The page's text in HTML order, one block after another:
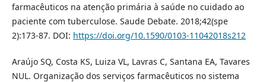
farmacêuticos na atenção primária à saúde no cuidado ao
paciente com tuberculose. Saude Debate. 2018;42(spe
2):173-87. DOI: https://doi.org/10.1590/0103-11042018s212
Araújo SQ, Costa KS, Luiza VL, Lavras C, Santana EA, Tavares
NUL. Organização dos serviços farmacêuticos no sistema